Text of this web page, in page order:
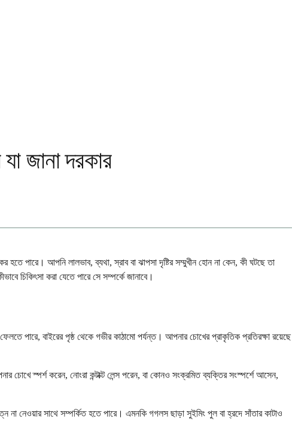
জানা দরকার
আপনি লালভাব, ব্যথা, স্রাব বা ঝাপসা দৃষ্টির সম্মুখীন হোন না কেন, কী ঘটছে তা
চিকিৎসা করা যেতে পারে সে সম্পর্কে জানাবে।
পারে, বাইরের পৃষ্ঠ থেকে গভীর কাঠামো পর্যন্ত। আপনার চোখের প্রাকৃতিক প্রতিরক্ষা রয়েছে
স্পর্শ করেন, নোংরা কন্টাক্ট লেন্স পরেন, বা কোনও সংক্রমিত ব্যক্তির সংস্পর্শে আসেন,
নেওয়ার সাথে সম্পর্কিত হতে পারে। এমনকি গগলস ছাড়া সুইমিং পুল বা হ্রদে সাঁতার কাটাও